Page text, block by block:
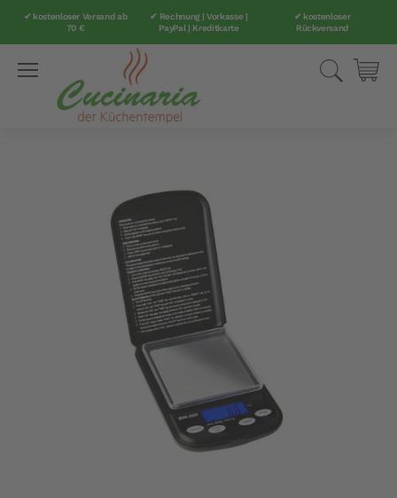
✔ kostenloser Versand ab
70 €
✔ Rechnung | Vorkasse |
PayPal | Kreditkarte
✔ kostenloser
Rückversand
Suche